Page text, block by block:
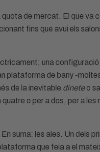
quota de mercat. El que va
fins que avui els
una
plataforma de bany -
de la inevitable dineteo
o per a dos, per a les
suma: les ales. Un dels
que feia a el